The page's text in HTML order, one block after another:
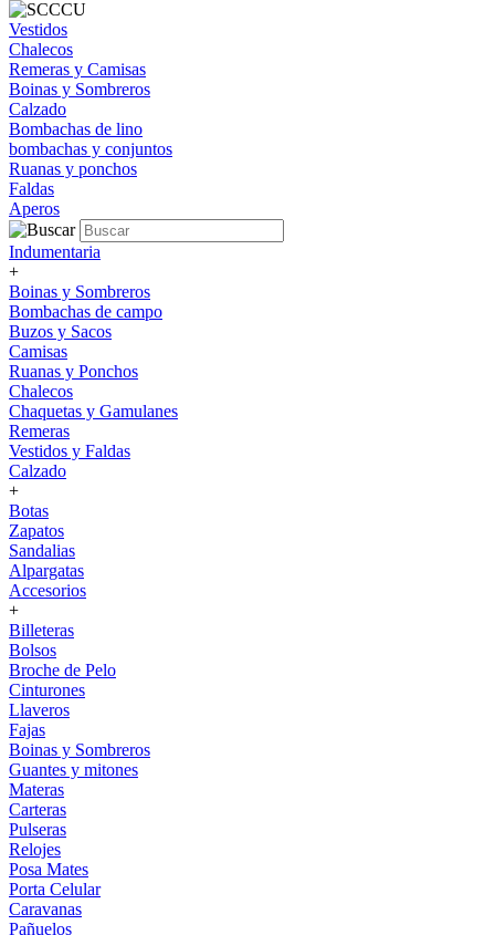
Vestidos
Chalecos
Remeras y Camisas
Boinas y Sombreros
Calzado
Bombachas de lino
bombachas y conjuntos
Ruanas y ponchos
Faldas
Aperos
Indumentaria
+
Boinas y Sombreros
Bombachas de campo
Buzos y Sacos
Camisas
Ruanas y Ponchos
Chalecos
Chaquetas y Gamulanes
Remeras
Vestidos y Faldas
Calzado
+
Botas
Zapatos
Sandalias
Alpargatas
Accesorios
+
Billeteras
Bolsos
Broche de Pelo
Cinturones
Llaveros
Fajas
Boinas y Sombreros
Guantes y mitones
Materas
Carteras
Pulseras
Relojes
Posa Mates
Porta Celular
Caravanas
Pañuelos